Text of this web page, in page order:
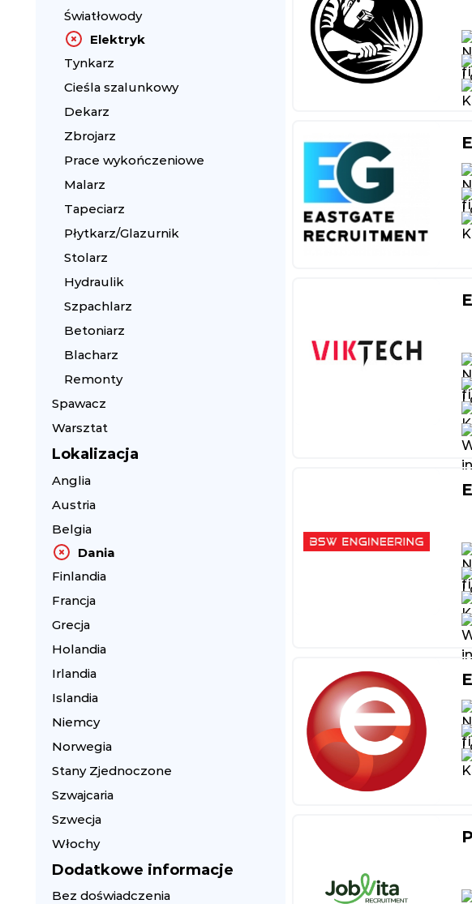
Światłowody
Elektryk
Tynkarz
Cieśla szalunkowy
Dekarz
Zbrojarz
Prace wykończeniowe
Malarz
Tapeciarz
Płytkarz/Glazurnik
Stolarz
Hydraulik
Szpachlarz
Betoniarz
Blacharz
Remonty
Spawacz
Warsztat
Lokalizacja
Anglia
Austria
Belgia
Dania
Finlandia
Francja
Grecja
Holandia
Irlandia
Islandia
Niemcy
Norwegia
Stany Zjednoczone
Szwajcaria
Szwecja
Włochy
Dodatkowe informacje
Bez doświadczenia